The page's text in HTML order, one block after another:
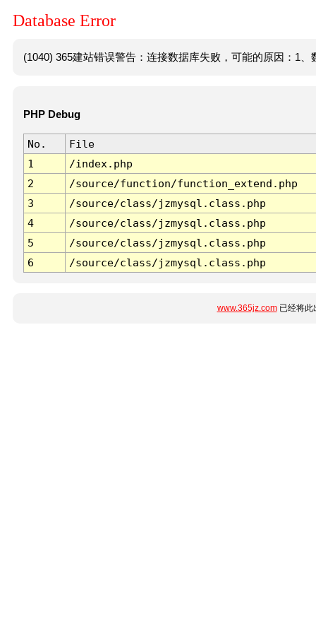
Database Error
(1040) 365建站错误警告：连接数据库失败，可能的原因：1
PHP Debug
No.
File
1
/index.php
2
/source/function/function_extend.php
3
/source/class/jzmysql.class.php
4
/source/class/jzmysql.class.php
5
/source/class/jzmysql.class.php
6
/source/class/jzmysql.class.php
www.365jz.com已经将此